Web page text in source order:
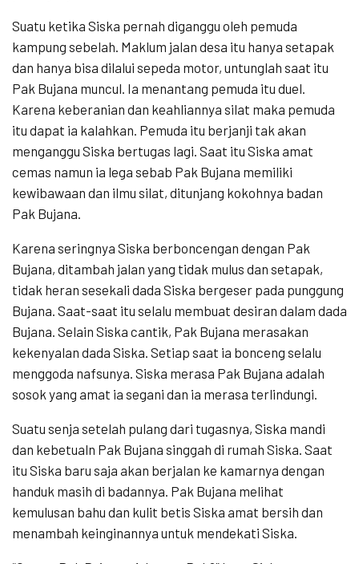
Suatu ketika Siska pernah diganggu oleh pemuda
kampung sebelah. Maklum jalan desa itu hanya setapak
dan hanya bisa dilalui sepeda motor, untunglah saat itu
Pak Bujana muncul. Ia menantang pemuda itu duel.
Karena keberanian dan keahliannya silat maka pemuda
itu dapat ia kalahkan. Pemuda itu berjanji tak akan
menganggu Siska bertugas lagi. Saat itu Siska amat
cemas namun ia lega sebab Pak Bujana memiliki
kewibawaan dan ilmu silat, ditunjang kokohnya badan
Pak Bujana.
Karena seringnya Siska berboncengan dengan Pak
Bujana, ditambah jalan yang tidak mulus dan setapak,
tidak heran sesekali dada Siska bergeser pada punggung
Bujana. Saat-saat itu selalu membuat desiran dalam dada
Bujana. Selain Siska cantik, Pak Bujana merasakan
kekenyalan dada Siska. Setiap saat ia bonceng selalu
menggoda nafsunya. Siska merasa Pak Bujana adalah
sosok yang amat ia segani dan ia merasa terlindungi.
Suatu senja setelah pulang dari tugasnya, Siska mandi
dan kebetualn Pak Bujana singgah di rumah Siska. Saat
itu Siska baru saja akan berjalan ke kamarnya dengan
handuk masih di badannya. Pak Bujana melihat
kemulusan bahu dan kulit betis Siska amat bersih dan
menambah keinginannya untuk mendekati Siska.